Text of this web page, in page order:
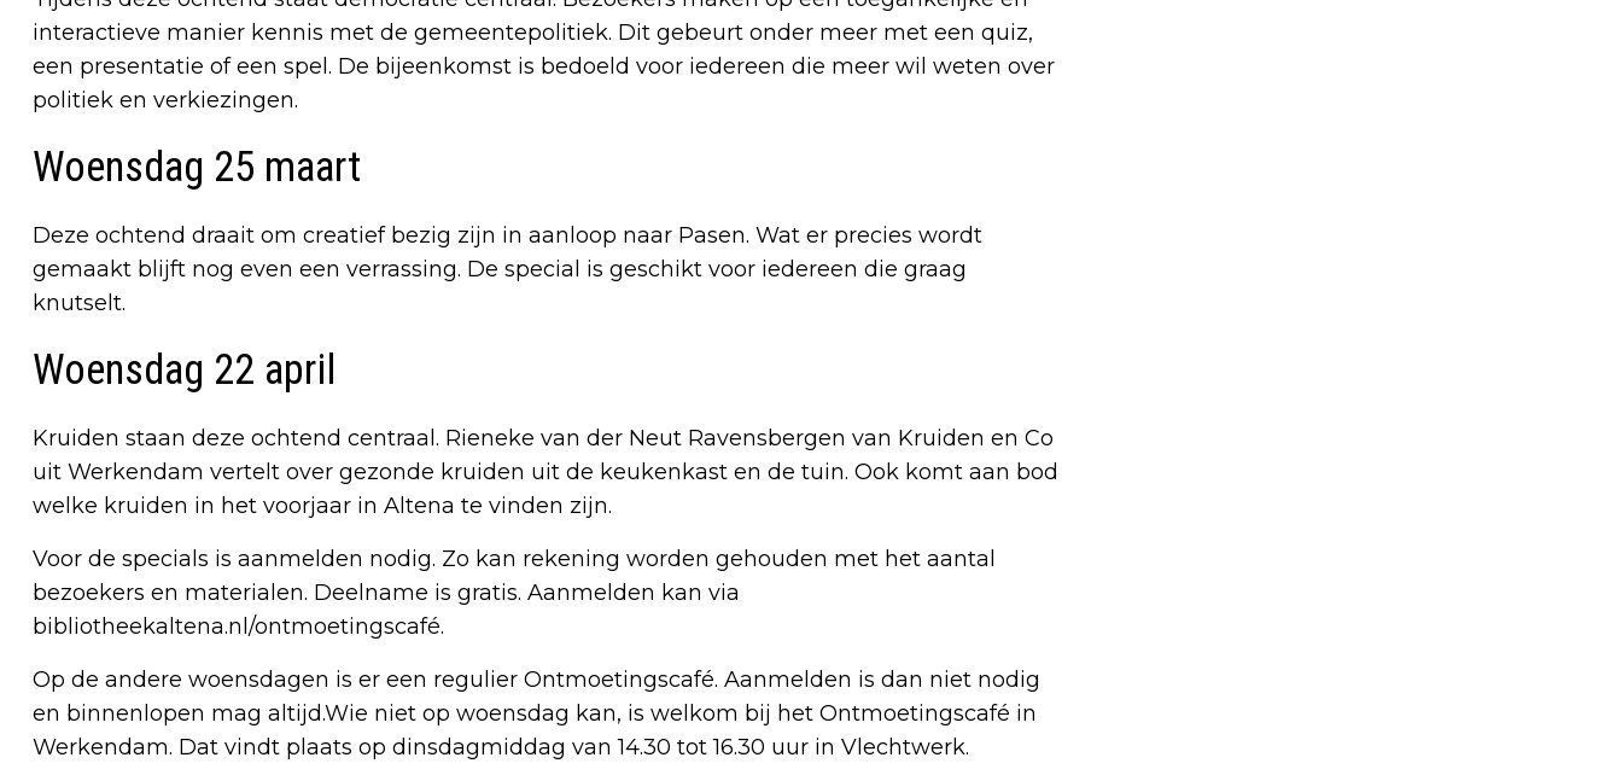
interactieve manier kennis met de gemeentepolitiek. Dit gebeurt onder meer met een quiz,
een presentatie of een spel. De bijeenkomst is bedoeld voor iedereen die meer wil weten over
politiek en verkiezingen.
Woensdag 25 maart
Deze ochtend draait om creatief bezig zijn in aanloop naar Pasen. Wat er precies wordt
gemaakt blijft nog even een verrassing. De special is geschikt voor iedereen die graag
knutselt.
Woensdag 22 april
Kruiden staan deze ochtend centraal. Rieneke van der Neut Ravensbergen van Kruiden en Co
uit Werkendam vertelt over gezonde kruiden uit de keukenkast en de tuin. Ook komt aan bod
welke kruiden in het voorjaar in Altena te vinden zijn.
Voor de specials is aanmelden nodig. Zo kan rekening worden gehouden met het aantal
bezoekers en materialen. Deelname is gratis. Aanmelden kan via
bibliotheekaltena.nl/ontmoetingscafé.
Op de andere woensdagen is er een regulier Ontmoetingscafé. Aanmelden is dan niet nodig
en binnenlopen mag altijd.Wie niet op woensdag kan, is welkom bij het Ontmoetingscafé in
Werkendam. Dat vindt plaats op dinsdagmiddag van 14.30 tot 16.30 uur in Vlechtwerk.